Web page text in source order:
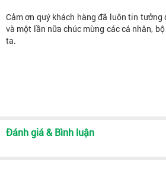
Cảm ơn quý khách hàng đã luôn tin tưởng
và một lần nữa chúc mừng các cá nhân,
ta.
Đánh giá & Bình luận